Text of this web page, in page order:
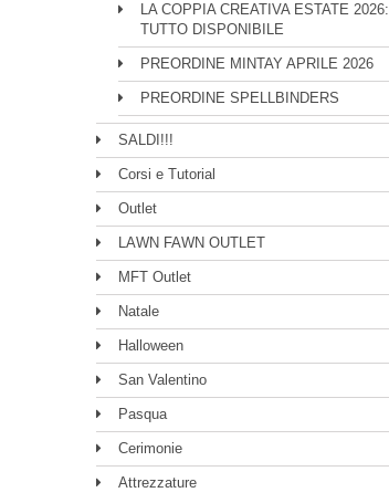
LA COPPIA CREATIVA ESTATE 2026:
TUTTO DISPONIBILE
PREORDINE MINTAY APRILE 2026
PREORDINE SPELLBINDERS
SALDI!!!
Corsi e Tutorial
Outlet
LAWN FAWN OUTLET
MFT Outlet
Natale
Halloween
San Valentino
Pasqua
Cerimonie
Attrezzature